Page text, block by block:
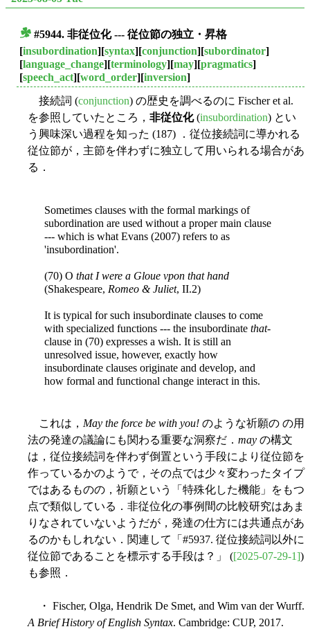
#5944. 非従位化 --- 従位節の独立・昇格
[insubordination][syntax][conjunction][subordinator]
[language_change][terminology][may][pragmatics]
[speech_act][word_order][inversion]
接続詞 (conjunction) の歴史を調べるのに Fischer et al.
を参照していたところ， 非従位化(insubordination) とい
う興味深い過程を知った (187) ．従位接続詞に導かれる
従位節が，主節を伴わずに独立して用いられる場合があ
る．
Sometimes clauses with the formal markings of
subordination are used without a proper main clause
--- which is what Evans (2007) refers to as
'insubordination'.
(70) O that I were a Gloue vpon that hand
(Shakespeare, Romeo & Juliet, II.2)
It is typical for such insubordinate clauses to come
with specialized functions --- the insubordinate that-
clause in (70) expresses a wish. It is still an
unresolved issue, however, exactly how
insubordinate clauses originate and develop, and
how formal and functional change interact in this.
これは， May the force be with you! のような祈願の の用
法の発達の議論にも関わる重要な洞察だ． may の構文
は，従位接続詞を伴わず倒置という手段により従位節を
作っているかのようで，その点では少々変わったタイプ
ではあるものの，祈願という「特殊化した機能」をもつ
点で類似している．非従位化の事例間の比較研究はあま
りなされていないようだが，発達の仕方には共通点があ
るのかもしれない．関連して「#5937. 従位接続詞以外に
従位節であることを標示する手段は？」 ([2025-07-29-1])
も参照．
・ Fischer, Olga, Hendrik De Smet, and Wim van der Wurff.
A Brief History of English Syntax. Cambridge: CUP, 2017.